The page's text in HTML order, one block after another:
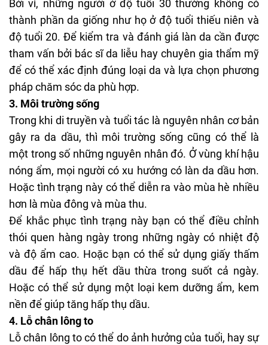
Bởi vì, những người ở độ tuổi 30 thường không có
thành phần da giống như họ ở độ tuổi thiếu niên và
độ tuổi 20. Để kiểm tra và đánh giá làn da cần được
tham vấn bởi bác sĩ da liễu hay chuyên gia thẩm mỹ
để có thể xác định đúng loại da và lựa chọn phương
pháp chăm sóc da phù hợp.
3. Môi trường sống
Trong khi di truyền và tuổi tác là nguyên nhân cơ bản
gây ra da dầu, thì môi trường sống cũng có thể là
một trong số những nguyên nhân đó. Ở vùng khí hậu
nóng ẩm, mọi người có xu hướng có làn da dầu hơn.
Hoặc tình trạng này có thể diễn ra vào mùa hè nhiều
hơn là mùa đông và mùa thu.
Để khắc phục tình trạng này bạn có thể điều chỉnh
thói quen hàng ngày trong những ngày có nhiệt độ
và độ ẩm cao. Hoặc bạn có thể sử dụng giấy thấm
dầu để hấp thụ hết dầu thừa trong suốt cả ngày.
Hoặc có thể sử dụng một loại kem dưỡng ẩm, kem
nền để giúp tăng hấp thụ dầu.
4. Lỗ chân lông to
Lỗ chân lông to có thể do ảnh hưởng của tuổi, hay sự